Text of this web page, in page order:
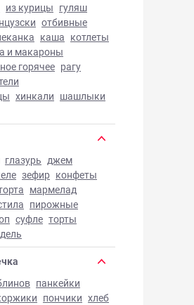
из курицы гуляш
отбивные
каша котлеты
и макароны
горячее рагу
хинкали шашлыки
глазурь джем
зефир конфеты
мармелад
пирожные
суфле торты
панкейки
пончики хлеб